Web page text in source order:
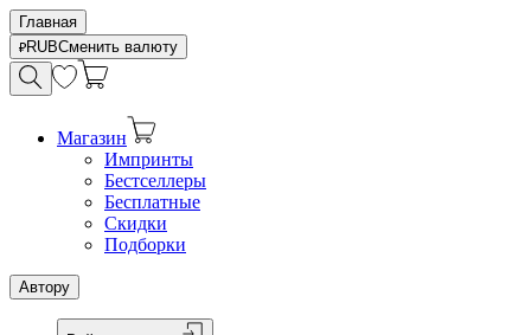
Главная
RUBСменить валюту
Магазин
Импринты
Бестселлеры
Бесплатные
Скидки
Подборки
Автору